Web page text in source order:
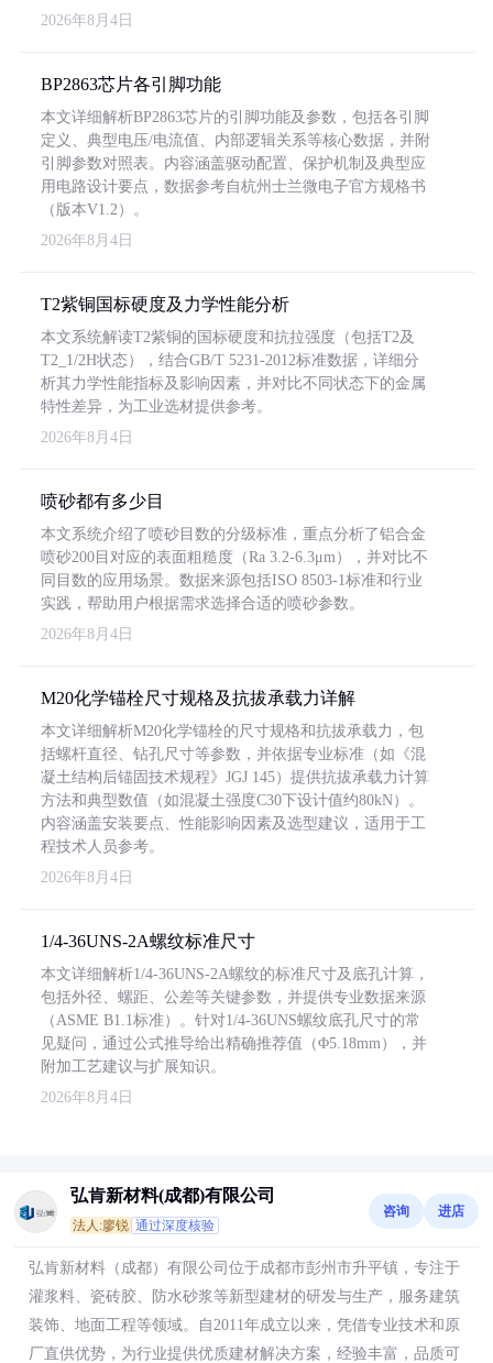
2026年8月4日
BP2863芯片各引脚功能
本文详细解析BP2863芯片的引脚功能及参数，包括各引脚
定义、典型电压/电流值、内部逻辑关系等核心数据，并附
引脚参数对照表。内容涵盖驱动配置、保护机制及典型应
用电路设计要点，数据参考自杭州士兰微电子官方规格书
（版本V1.2）。
2026年8月4日
T2紫铜国标硬度及力学性能分析
本文系统解读T2紫铜的国标硬度和抗拉强度（包括T2及
T2_1/2H状态），结合GB/T 5231-2012标准数据，详细分
析其力学性能指标及影响因素，并对比不同状态下的金属
特性差异，为工业选材提供参考。
2026年8月4日
喷砂都有多少目
本文系统介绍了喷砂目数的分级标准，重点分析了铝合金
喷砂200目对应的表面粗糙度（Ra 3.2-6.3μm），并对比不
同目数的应用场景。数据来源包括ISO 8503-1标准和行业
实践，帮助用户根据需求选择合适的喷砂参数。
2026年8月4日
M20化学锚栓尺寸规格及抗拔承载力详解
本文详细解析M20化学锚栓的尺寸规格和抗拔承载力，包
括螺杆直径、钻孔尺寸等参数，并依据专业标准（如《混
凝土结构后锚固技术规程》JGJ 145）提供抗拔承载力计算
方法和典型数值（如混凝土强度C30下设计值约80kN）。
内容涵盖安装要点、性能影响因素及选型建议，适用于工
程技术人员参考。
2026年8月4日
1/4-36UNS-2A螺纹标准尺寸
本文详细解析1/4-36UNS-2A螺纹的标准尺寸及底孔计算，
包括外径、螺距、公差等关键参数，并提供专业数据来源
（ASME B1.1标准）。针对1/4-36UNS螺纹底孔尺寸的常
见疑问，通过公式推导给出精确推荐值（Φ5.18mm），并
附加工艺建议与扩展知识。
2026年8月4日
弘肯新材料(成都)有限公司
法人:廖锐 通过深度核验
咨询 进店
弘肯新材料（成都）有限公司位于成都市彭州市升平镇，专注于
灌浆料、瓷砖胶、防水砂浆等新型建材的研发与生产，服务建筑
装饰、地面工程等领域。自2011年成立以来，凭借专业技术和原
厂直供优势，为行业提供优质建材解决方案，经验丰富，品质可